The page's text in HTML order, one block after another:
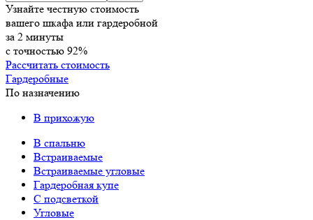
Узнайте честную стоимость
вашего шкафа или гардеробной
за 2 минуты
с точностью 92%
Рассчитать стоимость
Гардеробные
По назначению
В прихожую
В спальню
Встраиваемые
Встраиваемые угловые
Гардеробная купе
С подсветкой
Угловые